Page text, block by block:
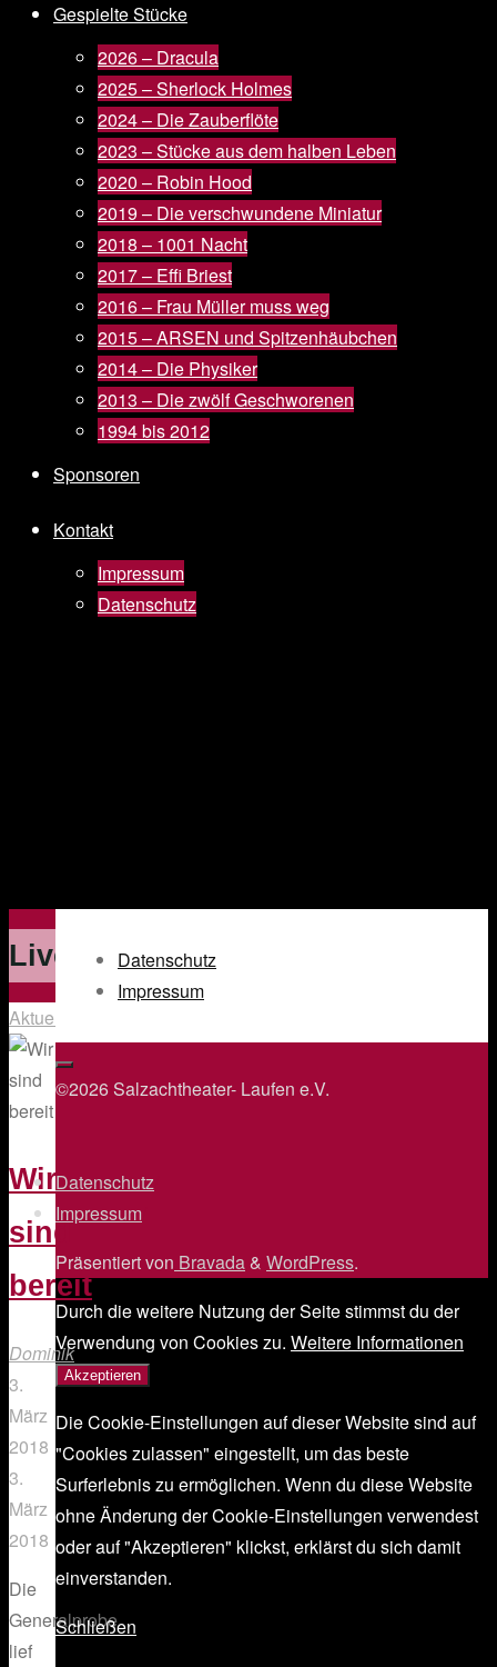
Gespielte Stücke
2026 – Dracula
2025 – Sherlock Holmes
2024 – Die Zauberflöte
2023 – Stücke aus dem halben Leben
2020 – Robin Hood
2019 – Die verschwundene Miniatur
2018 – 1001 Nacht
2017 – Effi Briest
2016 – Frau Müller muss weg
2015 – ARSEN und Spitzenhäubchen
2014 – Die Physiker
2013 – Die zwölf Geschworenen
1994 bis 2012
Sponsoren
Kontakt
Impressum
Datenschutz
Live
Aktuelles
Wir
sind
bereit
Dominik
3.
März
2018
3.
März
2018
Die
Generalprobe
lief
Datenschutz
Impressum
©2026 Salzachtheater- Laufen e.V.
Datenschutz
Impressum
Präsentiert von Bravada& WordPress.
Durch die weitere Nutzung der Seite stimmst du der
Verwendung von Cookies zu. Weitere Informationen
Akzeptieren
Die Cookie-Einstellungen auf dieser Website sind auf
"Cookies zulassen" eingestellt, um das beste
Surferlebnis zu ermöglichen. Wenn du diese Website
ohne Änderung der Cookie-Einstellungen verwendest
oder auf "Akzeptieren" klickst, erklärst du sich damit
einverstanden.
Schließen